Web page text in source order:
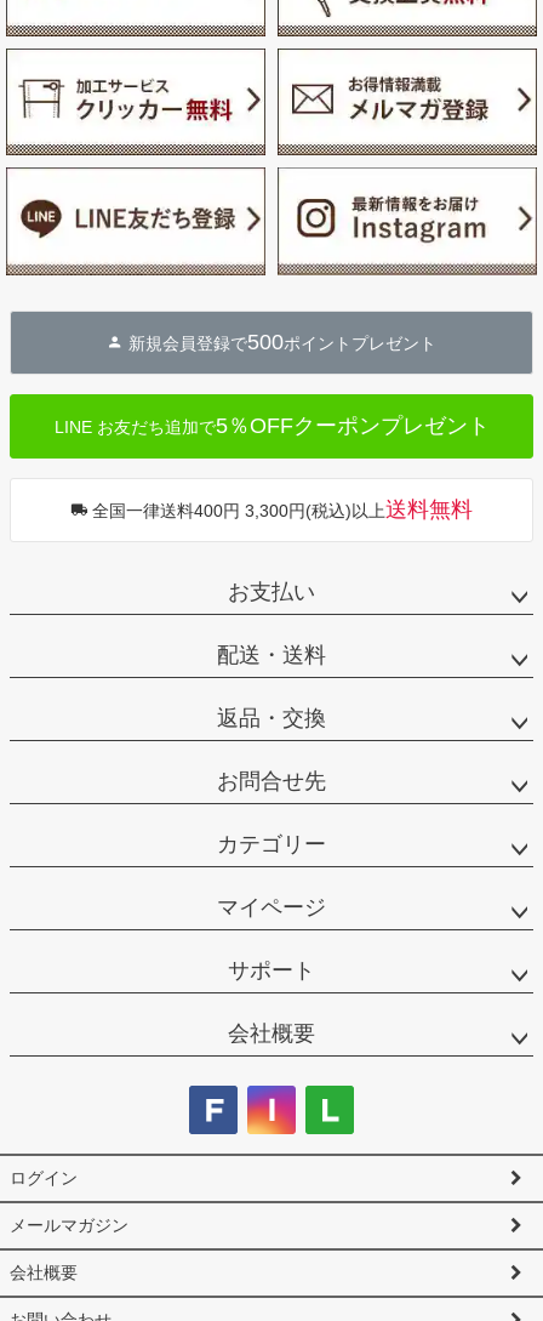
新規会員登録で500ポイントプレゼント
LINE お友だち追加で5％OFFクーポンプレゼント
全国一律送料400円 3,300円(税込)以上送料無料
お支払い
配送・送料
返品・交換
お問合せ先
カテゴリー
マイページ
サポート
会社概要
ログイン
メールマガジン
会社概要